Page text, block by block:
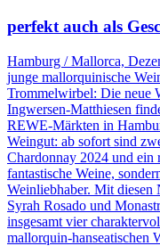
perfekt auch als
Hamburg / Mallorca,
junge mallorquinische
Trommelwirbel: Die neue
Ingwersen-Matthiesen
REWE-Märkten in
Weingut: ab sofort sind
Chardonnay 2024 und ein
fantastische Weine,
Weinliebhaber. Mit
Syrah Rosado und
insgesamt vier
mallorquin-hanseatischen